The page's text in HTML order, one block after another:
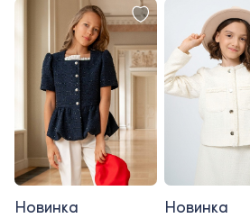
Новинка Новинка